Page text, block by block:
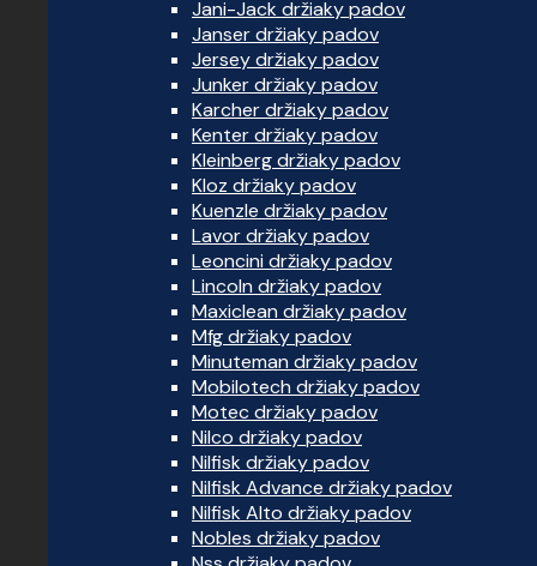
Jani-Jack držiaky padov
Janser držiaky padov
Jersey držiaky padov
Junker držiaky padov
Karcher držiaky padov
Kenter držiaky padov
Kleinberg držiaky padov
Kloz držiaky padov
Kuenzle držiaky padov
Lavor držiaky padov
Leoncini držiaky padov
Lincoln držiaky padov
Maxiclean držiaky padov
Mfg držiaky padov
Minuteman držiaky padov
Mobilotech držiaky padov
Motec držiaky padov
Nilco držiaky padov
Nilfisk držiaky padov
Nilfisk Advance držiaky padov
Nilfisk Alto držiaky padov
Nobles držiaky padov